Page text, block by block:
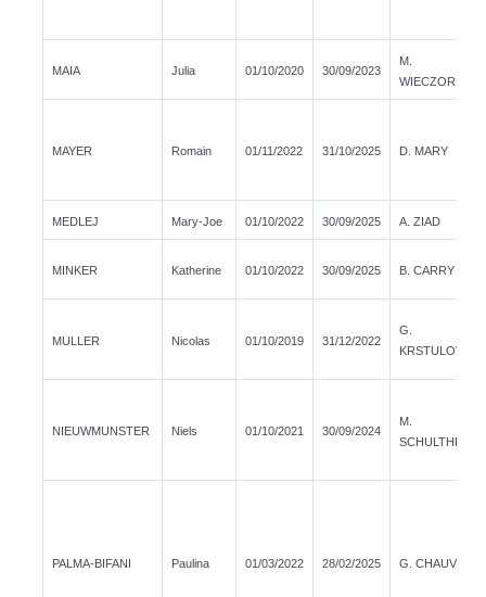
MAIA Julia 01/10/2020 30/09/2023
M.
WIECZOREK
MAYER Romain 01/11/2022 31/10/2025 D. MARY
MEDLEJ Mary-Joe 01/10/2022 30/09/2025 A. ZIAD
MINKER Katherine 01/10/2022 30/09/2025 B. CARRY
MULLER Nicolas 01/10/2019 31/12/2022
G.
KRSTULOVIC
NIEUWMUNSTER Niels 01/10/2021 30/09/2024
M.
SCHULTHEIS
PALMA-BIFANI Paulina 01/03/2022 28/02/2025 G. CHAUVIN